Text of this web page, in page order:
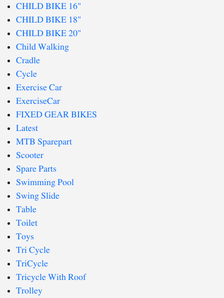
CHILD BIKE 16"
CHILD BIKE 18"
CHILD BIKE 20"
Child Walking
Cradle
Cycle
Exercise Car
ExerciseCar
FIXED GEAR BIKES
Latest
MTB Sparepart
Scooter
Spare Parts
Swimming Pool
Swing Slide
Table
Toilet
Toys
Tri Cycle
TriCycle
Tricycle With Roof
Trolley